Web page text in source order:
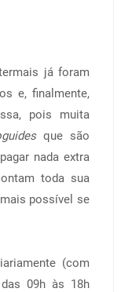
já foram
e, finalmente,
pois muita
que são
nada extra
toda sua
possível se
(com
09h às 18h